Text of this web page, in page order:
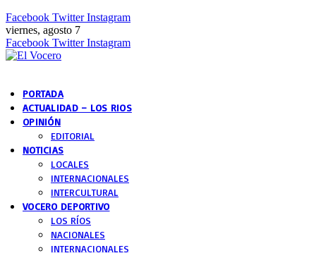
Facebook Twitter Instagram
viernes, agosto 7
Facebook Twitter Instagram
PORTADA
ACTUALIDAD – LOS RIOS
OPINIÓN
EDITORIAL
NOTICIAS
LOCALES
INTERNACIONALES
INTERCULTURAL
VOCERO DEPORTIVO
LOS RÍOS
NACIONALES
INTERNACIONALES